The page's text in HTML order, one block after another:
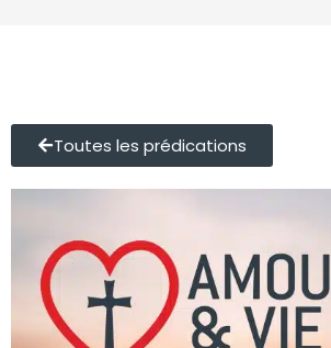
Toutes les prédications